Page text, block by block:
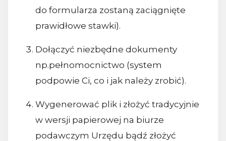
do formularza zostaną zaciągnięte
prawidłowe stawki).
Dołączyć niezbędne dokumenty
np.pełnomocnictwo (system
podpowie Ci, co i jak należy zrobić).
Wygenerować plik i złożyć tradycyjnie
w wersji papierowej na biurze
podawczym Urzędu bądź złożyć